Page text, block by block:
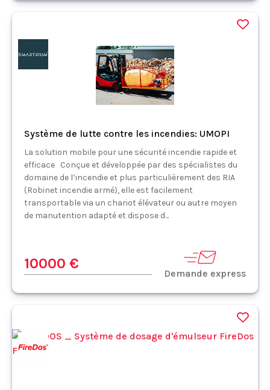
Système de lutte contre les incendies: UMOPI
La solution mobile pour une sécurité incendie rapide et
efficace Conçue et développée par des spécialistes du
domaine de l’incendie et plus particulièrement des RIA
(Robinet incendie armé), elle est facilement
transportable via un chariot élévateur ou autre moyen
de manutention adapté et dispose d...
10000 €
Demande express